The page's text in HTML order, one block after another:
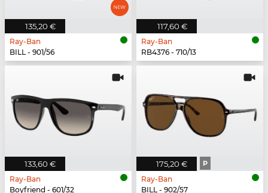
135,20 €
Ray-Ban
BILL - 901/56
117,60 €
Ray-Ban
RB4376 - 710/13
133,60 €
Ray-Ban
Boyfriend - 601/32
175,20 € P
Ray-Ban
BILL - 902/57